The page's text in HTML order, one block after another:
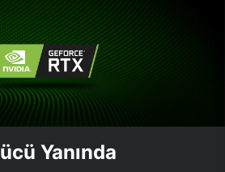
Yanında